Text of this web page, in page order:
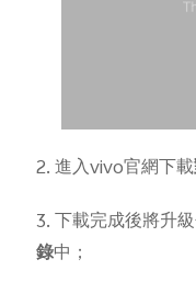
2. 進入vivo官網下載
3. 下載完成後將升
錄中；